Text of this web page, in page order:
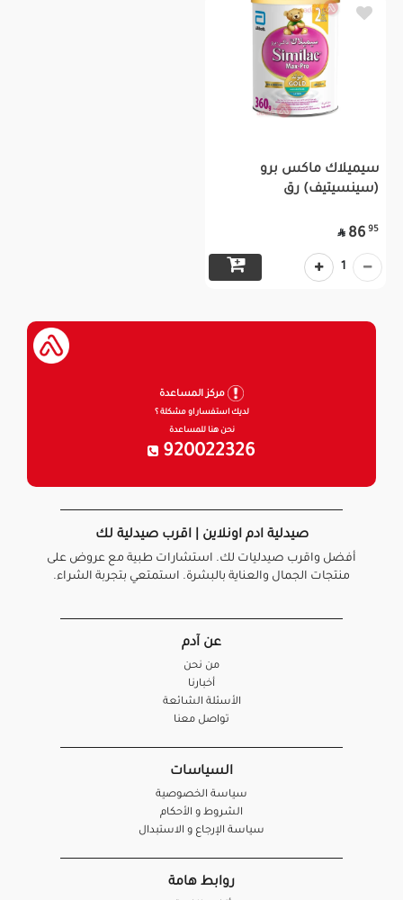
سيميلاك ماكس برو
(سينسيتيف) رق
95
86

1
مركز المساعدة
لديك استفسار او مشكلة ؟
نحن هنا للمساعدة
920022326
صيدلية ادم اونلاين | اقرب صيدلية لك
أفضل واقرب صيدليات لك. استشارات طبية مع عروض على
منتجات الجمال والعناية بالبشرة. استمتعي بتجربة الشراء.
عن آدم
من نحن
أخبارنا
الأسئلة الشائعة
تواصل معنا
السياسات
سياسة الخصوصية
الشروط و الأحكام
سياسة الإرجاع و الاستبدال
روابط هامة